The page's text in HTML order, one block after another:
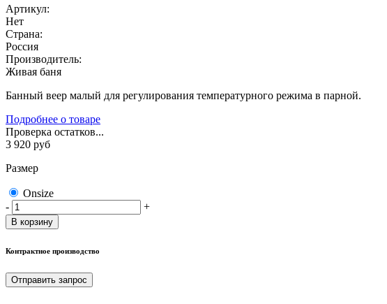
Артикул:
Нет
Страна:
Россия
Производитель:
Живая баня
Банный веер малый для регулирования температурного режима в парной.
Подробнее о товаре
Проверка остатков...
3 920 руб
Размер
Onsize
-
+
В корзину
Контрактное производство
Отправить запрос